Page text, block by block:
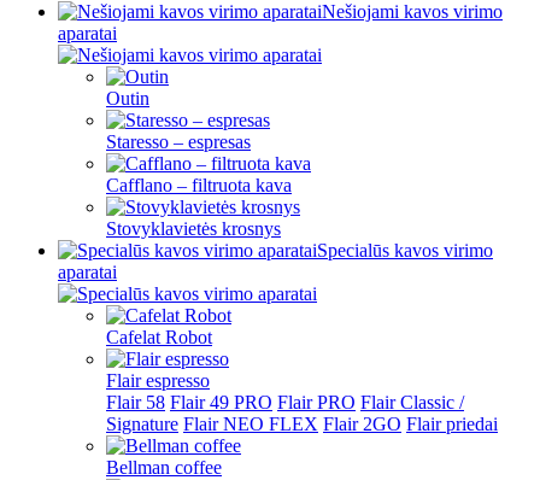
Nešiojami kavos virimo
aparatai
Outin
Staresso – espresas
Cafflano – filtruota kava
Stovyklavietės krosnys
Specialūs kavos virimo
aparatai
Cafelat Robot
Flair espresso
Flair 58 Flair 49 PRO Flair PRO Flair Classic /
Signature Flair NEO FLEX Flair 2GO Flair priedai
Bellman coffee